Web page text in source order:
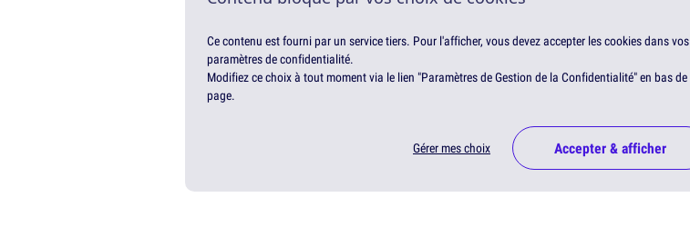
Ce contenu est fourni par un service tiers. Pour l'afficher, vous devez accepter les cookies dans vos
paramètres de confidentialité.
Modifiez ce choix à tout moment via le lien "Paramètres de Gestion de la Confidentialité" en bas de
page.
Gérer mes choix Accepter & afficher